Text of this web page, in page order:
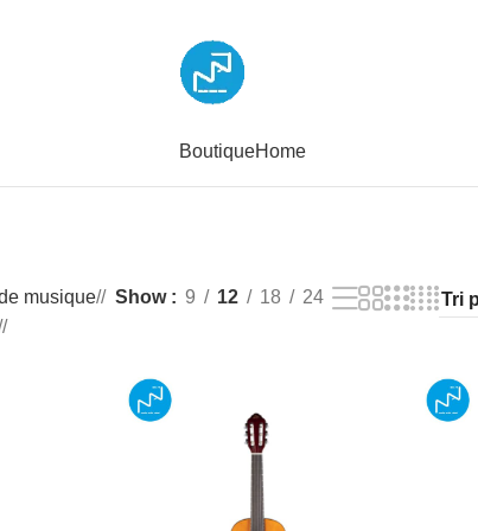
BoutiqueHome
musique/
Show 9 12 18 24